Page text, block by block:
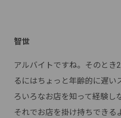
智世
アルバイトですね。そのとき
るにはちょっと年齢的に遅い
ろいろなお店を知って経験し
それでお店を掛け持ちできる